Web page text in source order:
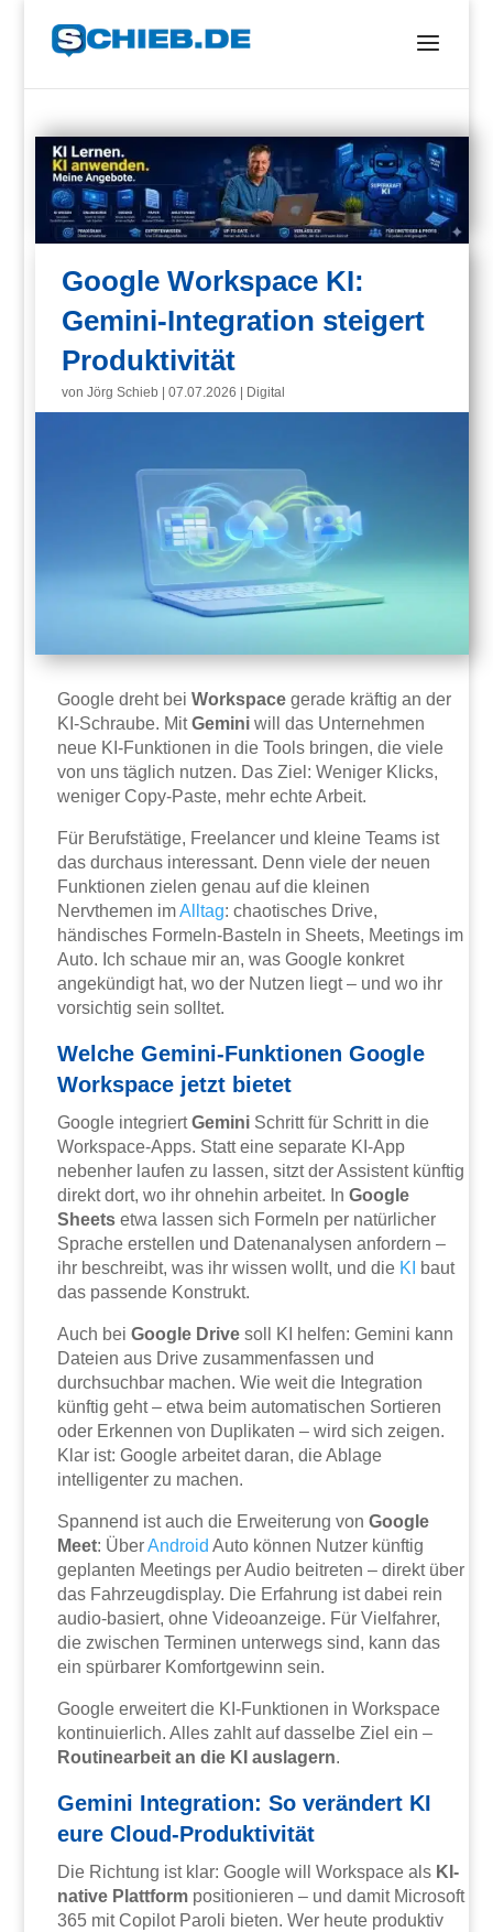
Google Workspace KI:
Gemini-Integration steigert
Produktivität
vonJörg Schieb |07.07.2026 Digital
Google dreht beiWorkspace gerade kräftig an der
KI-Schraube. MitGemini will das Unternehmen
neue KI-Funktionen in die Tools bringen, die viele
von uns täglich nutzen. Das Ziel: Weniger Klicks,
weniger Copy-Paste, mehr echte Arbeit.
Für Berufstätige, Freelancer und kleine Teams ist
das durchaus interessant. Denn viele der neuen
Funktionen zielen genau auf die kleinen
Nervthemen imAlltag: chaotisches Drive,
händisches Formeln-Basteln in Sheets, Meetings im
Auto. Ich schaue mir an, was Google konkret
angekündigt hat, wo der Nutzen liegt – und wo ihr
vorsichtig sein solltet.
Welche Gemini-Funktionen Google
Workspace jetzt bietet
Google integriertGemini Schritt für Schritt in die
Workspace-Apps. Statt eine separate KI-App
nebenher laufen zu lassen, sitzt der Assistent künftig
direkt dort, wo ihr ohnehin arbeitet. InGoogle
Sheets etwa lassen sich Formeln per natürlicher
Sprache erstellen und Datenanalysen anfordern –
ihr beschreibt, was ihr wissen wollt, und die KI
baut
das passende Konstrukt.
Auch beiGoogle Drive soll KI helfen: Gemini kann
Dateien aus Drive zusammenfassen und
durchsuchbar machen. Wie weit die Integration
künftig geht – etwa beim automatischen Sortieren
oder Erkennen von Duplikaten – wird sich zeigen.
Klar ist: Google arbeitet daran, die Ablage
intelligenter zu machen.
Spannend ist auch die Erweiterung vonGoogle
Meet: ÜberAndroid Auto können Nutzer künftig
geplanten Meetings per Audio beitreten – direkt über
das Fahrzeugdisplay. Die Erfahrung ist dabei rein
audio-basiert, ohne Videoanzeige. Für Vielfahrer,
die zwischen Terminen unterwegs sind, kann das
ein spürbarer Komfortgewinn sein.
Google erweitert die KI-Funktionen in Workspace
kontinuierlich. Alles zahlt auf dasselbe Ziel ein –
Routinearbeit an die KI auslagern.
Gemini Integration: So verändert KI
eure Cloud-Produktivität
Die Richtung ist klar: Google will Workspace als KI-
native Plattform positionieren – und damit Microsoft
365 mit Copilot Paroli bieten. Wer heute produktiv